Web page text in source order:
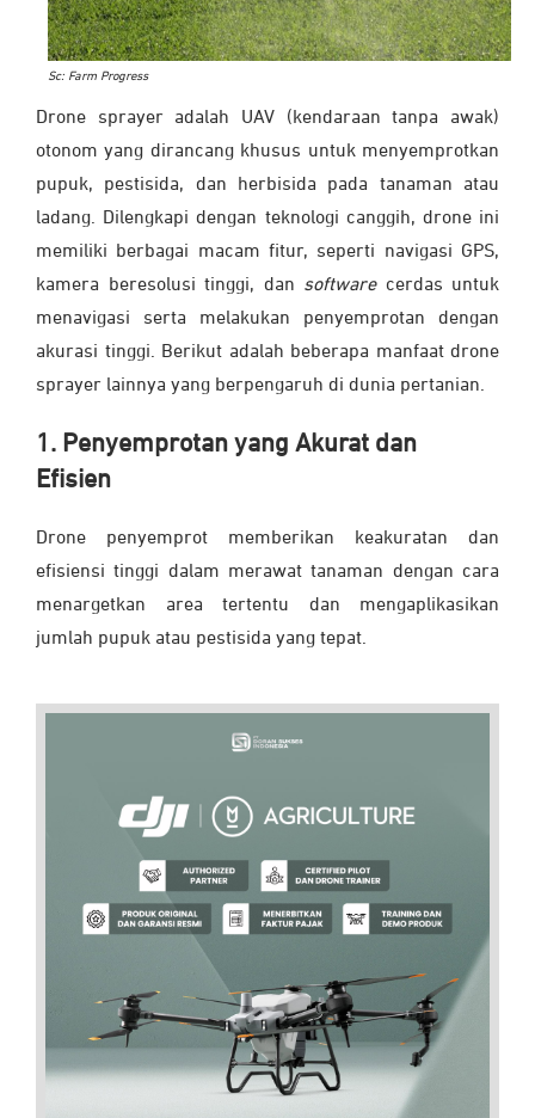
Sc: Farm Progress
Drone sprayer adalah UAV (kendaraan tanpa awak)
otonom yang dirancang khusus untuk menyemprotkan
pupuk, pestisida, dan herbisida pada tanaman atau
ladang. Dilengkapi dengan teknologi canggih, drone ini
memiliki berbagai macam fitur, seperti navigasi GPS,
kamera beresolusi tinggi, dan softwarecerdas untuk
menavigasi serta melakukan penyemprotan dengan
akurasi tinggi. Berikut adalah beberapa manfaat drone
sprayer lainnya yang berpengaruh di dunia pertanian.
1. Penyemprotan yang Akurat dan
Efisien
Drone penyemprot memberikan keakuratan dan
efisiensi tinggi dalam merawat tanaman dengan cara
menargetkan area tertentu dan mengaplikasikan
jumlah pupuk atau pestisida yang tepat.